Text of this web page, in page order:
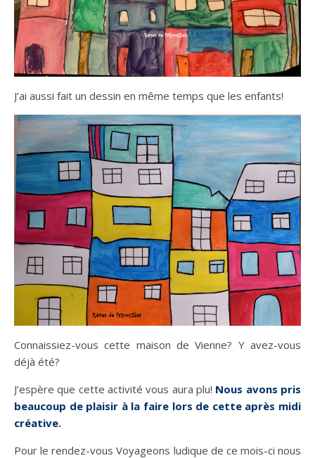
J’ai aussi fait un dessin en même temps que les enfants!
Connaissiez-vous cette maison de Vienne? Y avez-vous
déjà été?
J’espère que cette activité vous aura plu! Nous avons pris
beaucoup de plaisir à la faire lors de cette après midi
créative.
Pour le rendez-vous Voyageons ludique de ce mois-ci nous